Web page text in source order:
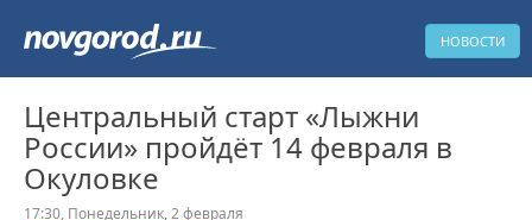
НОВОСТИ
Центральный старт «Лыжни
России» пройдёт 14 февраля в
Окуловке
17:30, Понедельник, 2 февраля